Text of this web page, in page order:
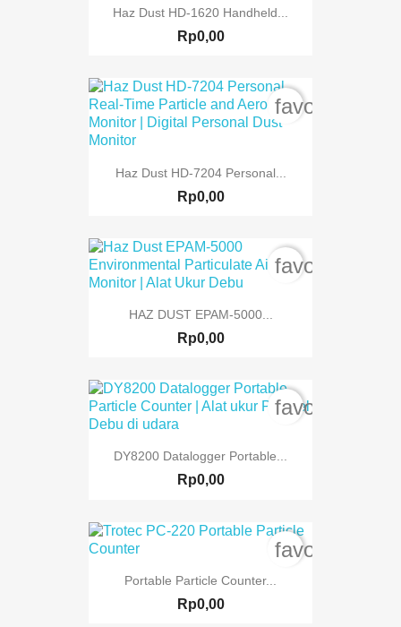
Haz Dust HD-1620 Handheld...
Rp0,00
Haz Dust HD-7204 Personal...
Rp0,00
HAZ DUST EPAM-5000...
Rp0,00
DY8200 Datalogger Portable...
Rp0,00
Portable Particle Counter...
Rp0,00